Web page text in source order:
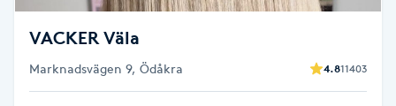
Föning
Gel naglar
VACKER Väla
Marknadsvägen 9, Ödåkra 4.811403